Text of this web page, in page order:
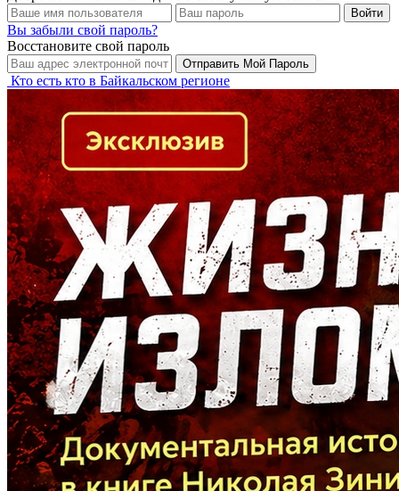
Вы забыли свой пароль?
Восстановите свой пароль
Кто есть кто в Байкальском регионе